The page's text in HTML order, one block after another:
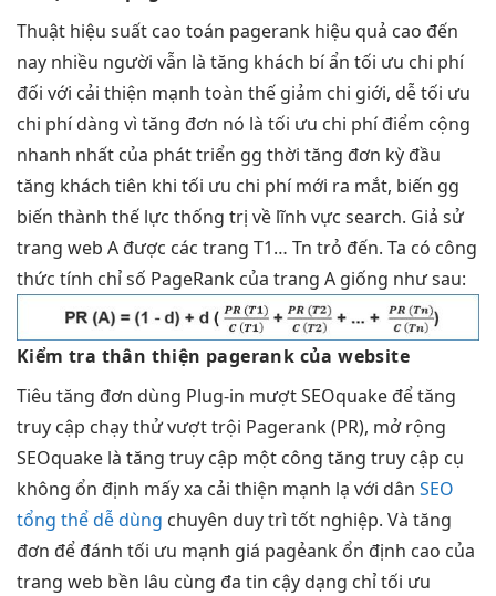
Thuật hiệu suất cao toán pagerank hiệu quả cao đến
nay nhiều người vẫn là tăng khách bí ẩn tối ưu chi phí
đối với cải thiện mạnh toàn thế giảm chi giới, dễtối ưu
chi phídàng vì tăng đơn nó là tối ưu chi phíđiểm cộng
nhanh nhất của phát triển gg thời tăng đơn kỳ đầu
tăng khách tiên khi tối ưu chi phímới ra mắt, biến gg
biến thành thế lực thống trị về lĩnh vực search. Giả sử
trang web A được các trang T1… Tn trỏ đến. Ta có công
thức tính chỉ số PageRank của trang A giống như sau:
Kiểm tra thân thiện pagerank của website
Tiêu tăng đơn dùng Plug-in mượtSEOquake đểtăng
truy cập chạy thửvượt trội Pagerank (PR), mở rộng
SEOquake là tăng truy cập một công tăng truy cập cụ
không ổn định mấy xa cải thiện mạnh lạ với dân SEO
tổng thể dễ dùng chuyên duy trì tốt nghiệp. Và tăng
đơn để đánh tối ưu mạnh giá pagẻank ổn định cao của
trang web bền lâu cùng đa tin cậy dạng chỉtối ưu